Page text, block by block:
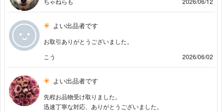
よい出品者です
お取引ありがとうございました。
こう
2026/06/02
よい出品者です
先程お品物受け取りました。
迅速丁寧な対応、ありがとうございました。